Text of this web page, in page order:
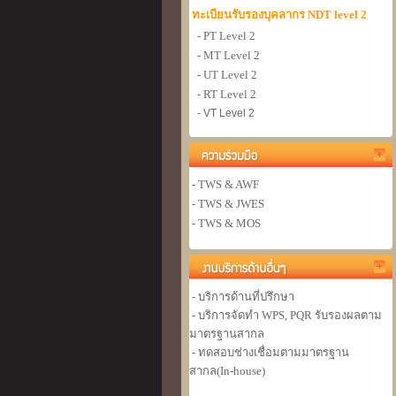
ทะเบียนรับรองบุคลากร NDT level 2
- PT Level 2
- MT Level 2
- UT Level 2
- RT Level 2
- VT Level 2
- TWS & AWF
- TWS & JWES
- TWS & MOS
- บริการด้านที่ปรึกษา
- บริการจัดทำ WPS, PQR รับรองผลตาม
มาตรฐานสากล
- ทดสอบช่างเชื่อมตามมาตรฐาน
สากล(In-house)